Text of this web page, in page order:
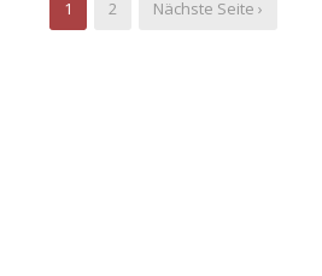
1 2 Nächste Seite ›